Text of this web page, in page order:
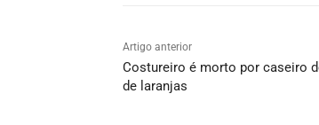
Artigo anterior
Costureiro é morto por caseiro
de laranjas